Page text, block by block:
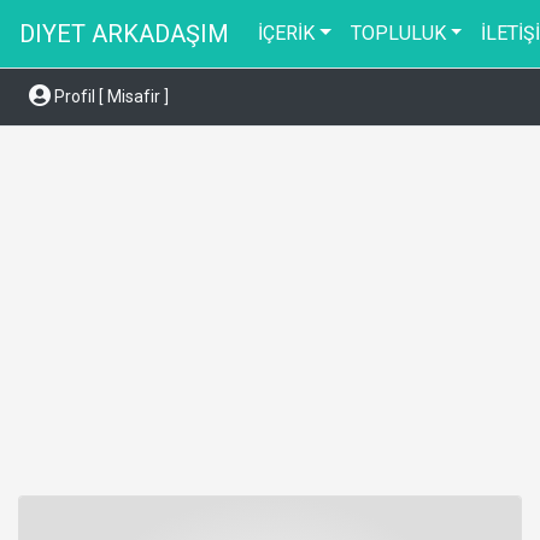
DIYET ARKADAŞIM İÇERİK TOPLULUK
Profil [ Misafir ]